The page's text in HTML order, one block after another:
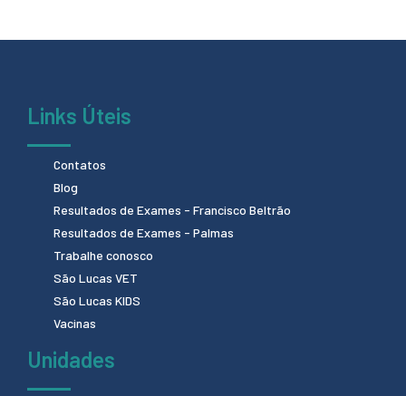
Links Úteis
Contatos
Blog
Resultados de Exames - Francisco Beltrão
Resultados de Exames - Palmas
Trabalhe conosco
São Lucas VET
São Lucas KIDS
Vacinas
Unidades